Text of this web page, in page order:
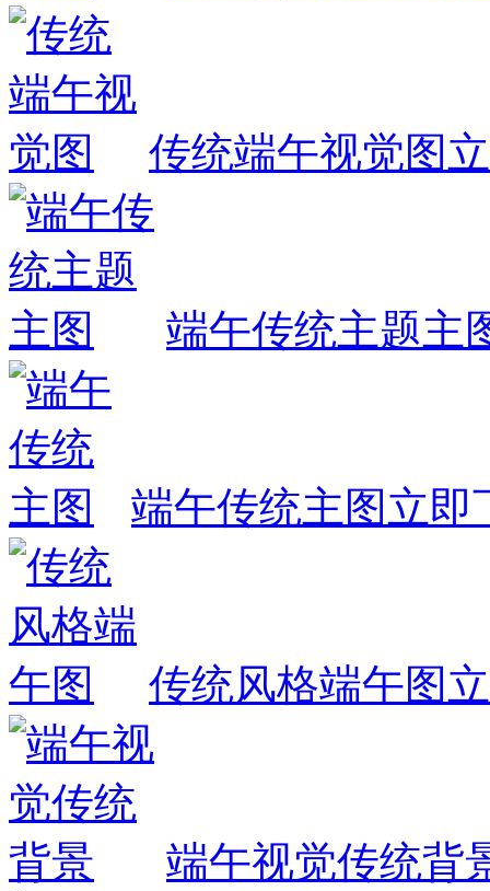
传统端午视觉图
端午传统主题主
端午传统主图立即
传统风格端午图
端午视觉传统背